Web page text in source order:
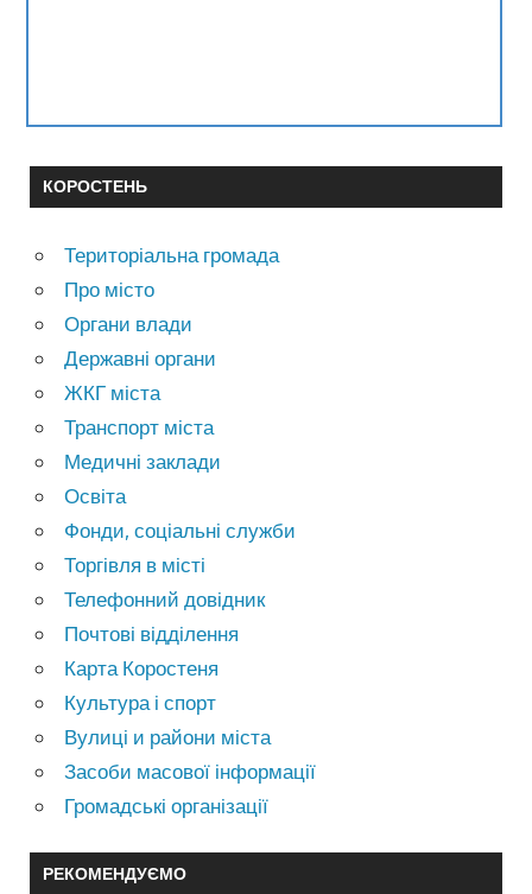
КОРОСТЕНЬ
Територіальна громада
Про місто
Органи влади
Державні органи
ЖКГ міста
Транспорт міста
Медичні заклади
Освіта
Фонди, соціальні служби
Торгівля в місті
Телефонний довідник
Почтові відділення
Карта Коростеня
Культура і спорт
Вулиці и райони міста
Засоби масової інформації
Громадські організації
РЕКОМЕНДУЄМО